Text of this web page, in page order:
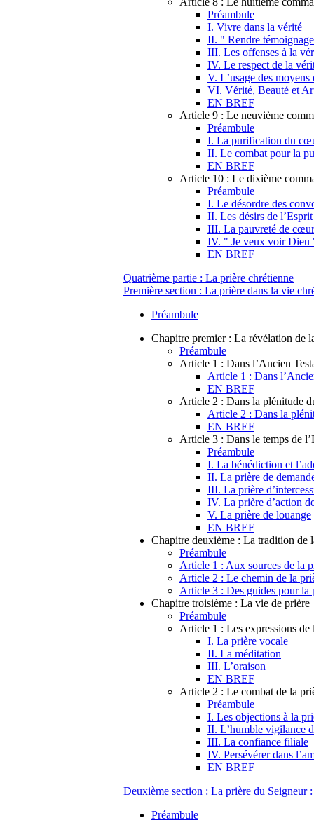
Préambule
I. Vivre dans la vérité
II. " Rendre
III. Les offenses à la
IV. Le respect de la
V. L’usage des
VI. Vérité, Beauté et
EN BREF
Article 9 : Le neuvième
Préambule
I. La purification du
II. Le combat pour la
EN BREF
Article 10 : Le dixième
Préambule
I. Le désordre des
II. Les désirs de l’Esprit
III. La pauvreté de cœur
IV. " Je veux voir Dieu
EN BREF
Quatrième partie : La prière chrétienne
Première section : La prière dans la vie
Préambule
Chapitre premier : La révélation de
Préambule
Article 1 : Dans l’Ancien
Article 1 : Dans
EN BREF
Article 2 : Dans la plénitude
Article 2 : Dans la
EN BREF
Article 3 : Dans le temps de
Préambule
I. La bénédiction et
II. La prière de
III. La prière
IV. La prière d’action
V. La prière de louange
EN BREF
Chapitre deuxième : La tradition de
Préambule
Article 1 : Aux sources de la
Article 2 : Le chemin de la
Article 3 : Des guides pour la
Chapitre troisième : La vie de prière
Préambule
Article 1 : Les expressions de
I. La prière vocale
II. La méditation
III. L’oraison
EN BREF
Article 2 : Le combat de la
Préambule
I. Les objections à la
II. L’humble vigilance
III. La confiance filiale
IV. Persévérer dans
EN BREF
Deuxième section : La prière du Seigneur
Préambule